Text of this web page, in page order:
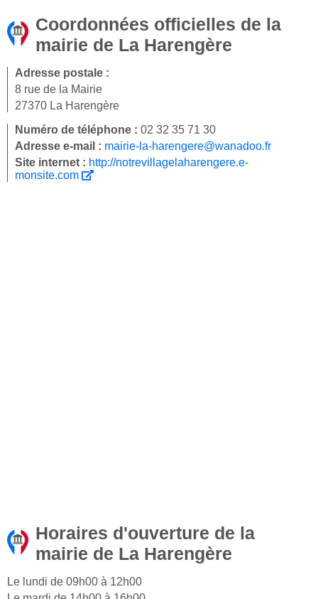
Coordonnées officielles de la
mairie de La Harengère
Adresse postale :
8 rue de la Mairie
27370 La Harengère
Numéro de téléphone : 02 32 35 71 30
Adresse e-mail : mairie-la-harengere@wanadoo.fr
Site internet : http://notrevillagelaharengere.e-
monsite.com
Horaires d'ouverture de la
mairie de La Harengère
Le lundi de 09h00 à 12h00